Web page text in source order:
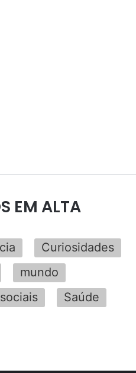
EM ALTA
Curiosidades
mundo
Saúde